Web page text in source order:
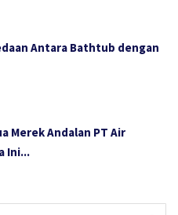
Antara Bathtub dengan
Merek Andalan PT Air
Ini...